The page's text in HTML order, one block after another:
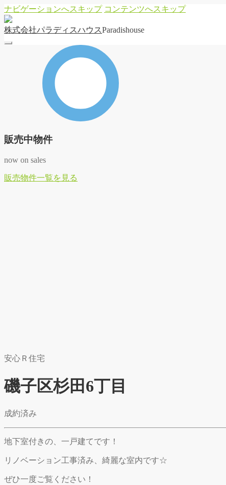
ナビゲーションへスキップ コンテンツへスキップ
株式会社パラディ スハウ スParadishouse
販売中物件
now on sales
販売物件一覧を 見る
安心Ｒ住宅
磯子区杉田6丁目
成約済み
地下室付きの、一戸建てです！
リノベーション工事済み、綺麗な室内です☆
ぜひ一度ご覧ください！